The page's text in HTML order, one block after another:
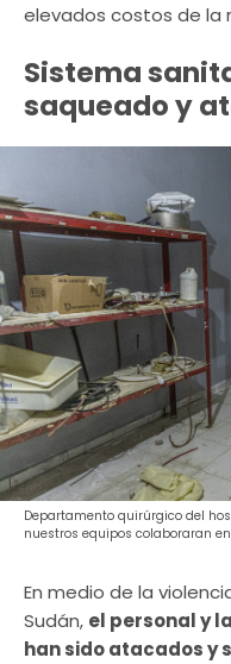
elevados costos de la
Sistema
saqueado y
Departamento quirúrgico del
nuestros equipos colaboraran
En medio de la
Sudán, el personal y
han sido atacados y